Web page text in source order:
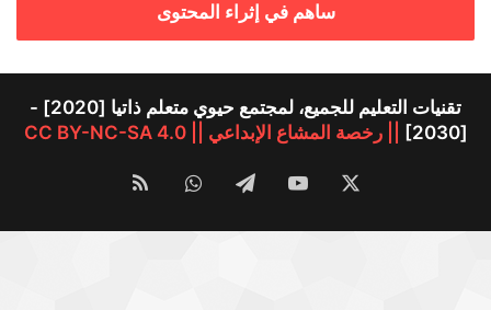
ساهم في إثراء المحتوى
تقنيات التعليم للجميع، لمجتمع حيوي متعلم ذاتيا [2020] -
[2030]
|| رخصة المشاع الإبداعي || CC BY-NC-SA 4.0
‫YouTubeتيلقرامواتسابملخص
الموقع